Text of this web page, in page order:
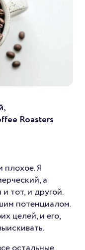
Roasters
плохое. Я
а
тот, и другой.
потенциалом.
целей, и его,